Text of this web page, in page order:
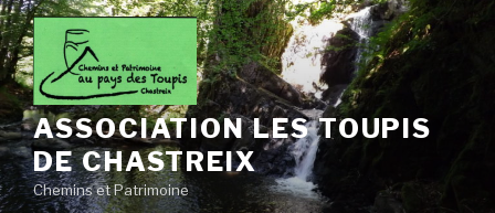
Aller
au
contenu
principal
ASSOCIATION LES TOUPIS
DE CHASTREIX
Chemins et Patrimoine